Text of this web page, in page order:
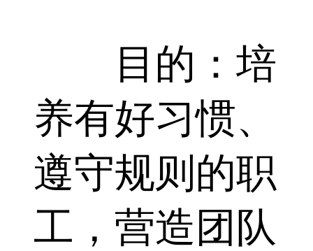
目的：培
养有好习惯、
遵守规则的职
工，营造团队